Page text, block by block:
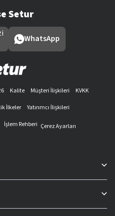
Setur
WhatsApp
Kalite Müşteri İlişkileri
KVKK
İlkeler
Yatırımcı İlişkileri
İşlem Rehberi Çerez Ayarları